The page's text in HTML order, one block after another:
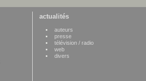
actualités
auteurs
presse
télévision / radio
web
divers